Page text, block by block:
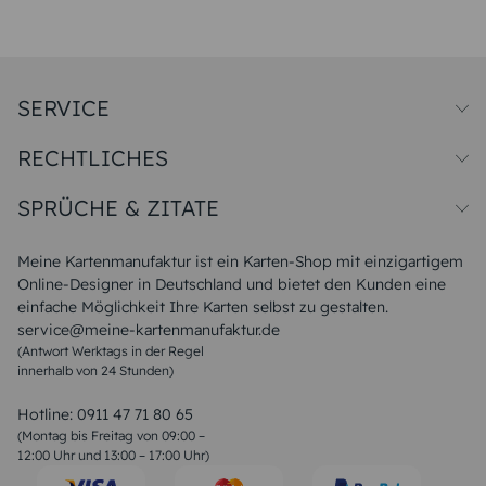
Meine Kartenmanufaktur ist ein Karten-Shop mit einzigartigem
Online-Designer in Deutschland und bietet den Kunden eine
einfache Möglichkeit Ihre Karten selbst zu gestalten.
service@meine-kartenmanufaktur.de
(Antwort Werktags in der Regel
innerhalb von 24 Stunden)
Hotline: 0911 47 71 80 65
(Montag bis Freitag von 09:00 –
12:00 Uhr und 13:00 – 17:00 Uhr)
SERVICE
Papiersorten
Unsere Produktion
Magazin
FAQ
RECHTLICHES
Widerrufsbelehrung
SPRÜCHE & ZITATE
Liebeskummer Sprüche
Sommer Sprüche
Muttertagssprüche
Sprüche zur Hochzeit
Sprüche zur Konfirmation & Kommunion
Weihnachtsgedichte
Liebessprüche
Geburtstagssprüche
Trauersprüche